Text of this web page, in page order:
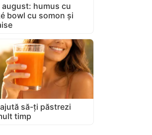
august: humus cu
bowl cu somon și
să-ți păstrezi
timp